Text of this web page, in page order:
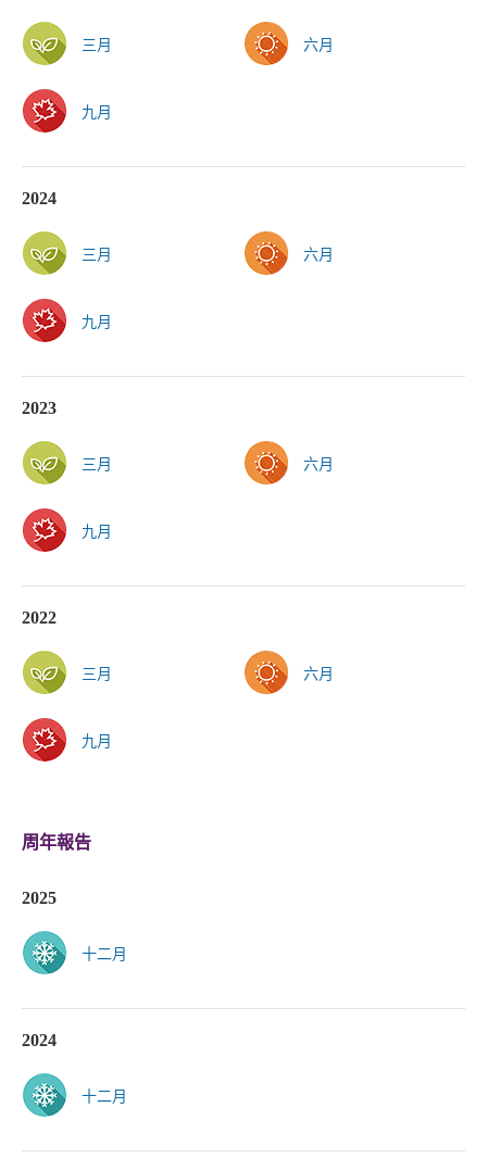
三月 六月
九月
2024
三月 六月
九月
2023
三月 六月
九月
2022
三月 六月
九月
周年報告
2025
十二月
2024
十二月